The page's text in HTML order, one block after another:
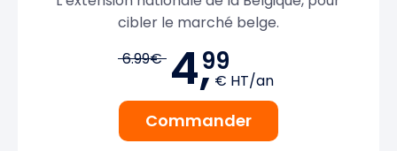
cibler le marché belge.
6.99€ 4,99
€ HT/an
Commander